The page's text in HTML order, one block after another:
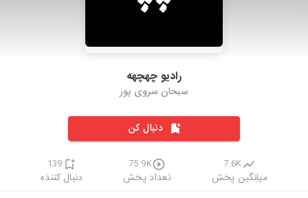
رادیو چهچهه
سبحان سروی پور
دنبال کن
7.6K
میانگین پخش
75.9K
تعداد پخش
139
دنبال کننده